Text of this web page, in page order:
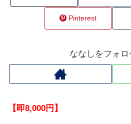
Pinterest
ななしをフォロ
【即8,000円】